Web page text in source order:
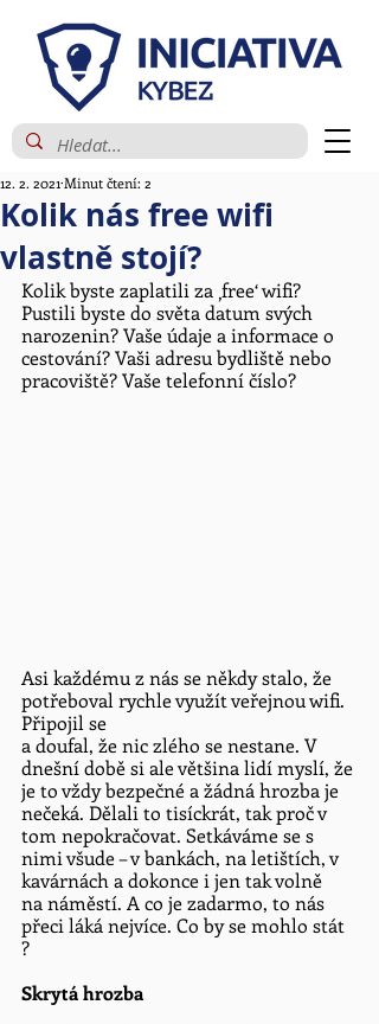
Kolik nás free wifi
vlastně stojí?
12. 2. 2021 Minut čtení: 2
Kolik byste zaplatili za ‚free‘ wifi?
Pustili byste do světa datum svých
narozenin? Vaše údaje a informace o
cestování? Vaši adresu bydliště nebo
pracoviště? Vaše telefonní číslo?
Asi každému z nás se někdy stalo, že
potřeboval rychle využít veřejnou wifi.
Připojil se
a doufal, že nic zlého se nestane. V
dnešní době si ale většina lidí myslí, že
je to vždy bezpečné a žádná hrozba je
nečeká. Dělali to tisíckrát, tak proč v
tom nepokračovat. Setkáváme se s
nimi všude – v bankách, na letištích, v
kavárnách a dokonce i jen tak volně
na náměstí. A co je zadarmo, to nás
přeci láká nejvíce. Co by se mohlo stát
?
Skrytá hrozba